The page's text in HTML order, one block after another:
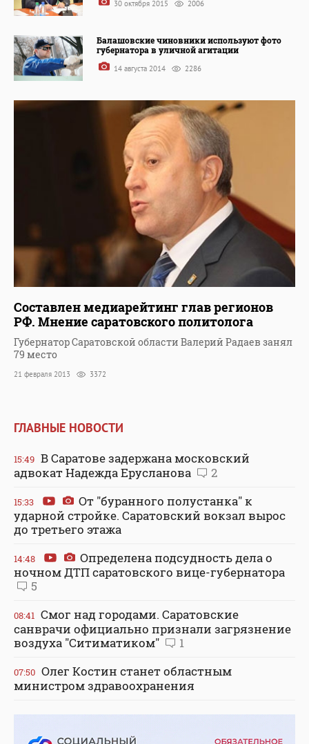
30 октября 2015 2006
Балашовские чиновники используют фото
губернатора в уличной агитации
14 августа 2014 2286
Составлен медиарейтинг глав регионов
РФ. Мнение саратовского политолога
Губернатор Саратовской области Валерий Радаев занял
79 место
21 февраля 2013 3372
ГЛАВНЫЕ НОВОСТИ
15:49 В Саратове задержана московский
адвокат Надежда Ерусланова
2
15:33
От "буранного полустанка" к
ударной стройке. Саратовский вокзал вырос
до третьего этажа
14:48
Определена подсудность дела о
ночном ДТП саратовского вице-губернатора
5
08:41 Смог над городами. Саратовские
санврачи официально признали загрязнение
воздуха "Ситиматиком"
1
07:50 Олег Костин станет областным
министром здравоохранения